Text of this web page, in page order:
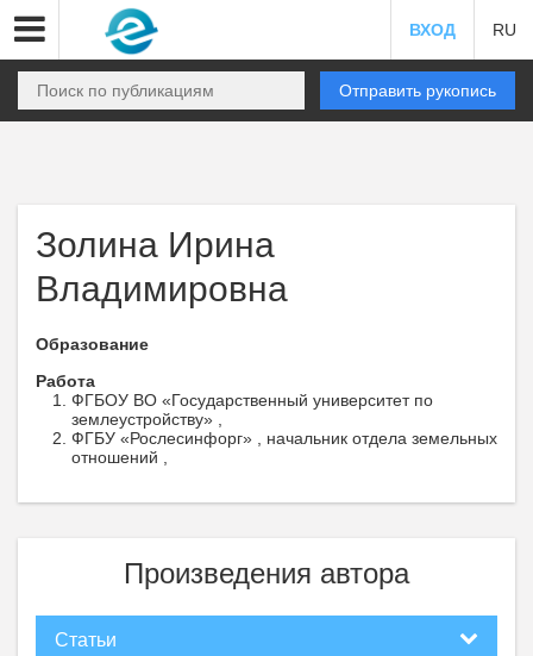
ВХОД RU
Отправить рукопись
Золина Ирина
Владимировна
Образование
Работа
ФГБОУ ВО «Государственный университет по
землеустройству» ,
ФГБУ «Рослесинфорг» , начальник отдела земельных
отношений ,
Произведения автора
Статьи